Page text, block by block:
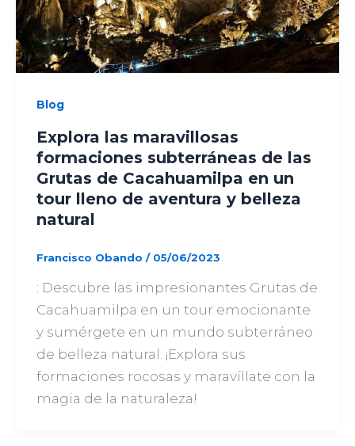
Blog
Explora las maravillosas
formaciones subterráneas de las
Grutas de Cacahuamilpa en un
tour lleno de aventura y belleza
natural
Francisco Obando / 05/06/2023
: Descubre las impresionantes Grutas de
Cacahuamilpa en un tour emocionante
y sumérgete en un mundo subterráneo
de belleza natural. ¡Explora sus
formaciones rocosas y maravíllate con la
magia de la naturaleza!